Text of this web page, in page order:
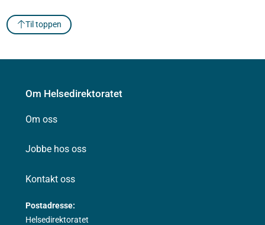
Til toppen
Om Helsedirektoratet
Om oss
Jobbe hos oss
Kontakt oss
Postadresse:
Helsedirektoratet